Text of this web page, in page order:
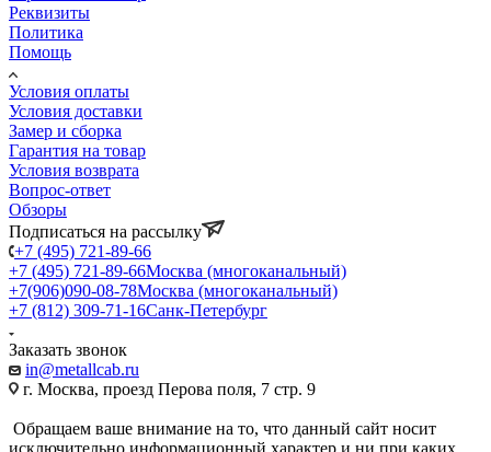
Реквизиты
Политика
Помощь
Условия оплаты
Условия доставки
Замер и сборка
Гарантия на товар
Условия возврата
Вопрос-ответ
Обзоры
Подписаться на рассылку
+7 (495) 721-89-66
+7 (495) 721-89-66Москва (многоканальный)
+7(906)090-08-78Москва (многоканальный)
+7 (812) 309-71-16Санк-Петербург
Заказать звонок
in@metallcab.ru
г. Москва, проезд Перова поля, 7 стр. 9
Обращаем ваше внимание на то, что данный сайт носит
исключительно информационный характер и ни при каких